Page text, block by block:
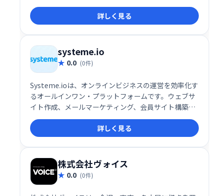
詳しく見る
systeme.io
0.0 (0件)
Systeme.ioは、オンラインビジネスの運営を効率化す
るオールインワン・プラットフォームです。ウェブサ
イト作成、メールマーケティング、会員サイト構築、
アフィリエイト機能など、ビジネスに必要なツールが
全て揃っています。30万人以上の起業家が利用し、そ
の信頼性を証明しています。規模や目的に関わらず、
オンラインビジネスの成長を強力にサポートします。
無料トライアルもご用意していますので、ぜひお試し
ください。
詳しく見る
株式会社ヴォイス
0.0 (0件)